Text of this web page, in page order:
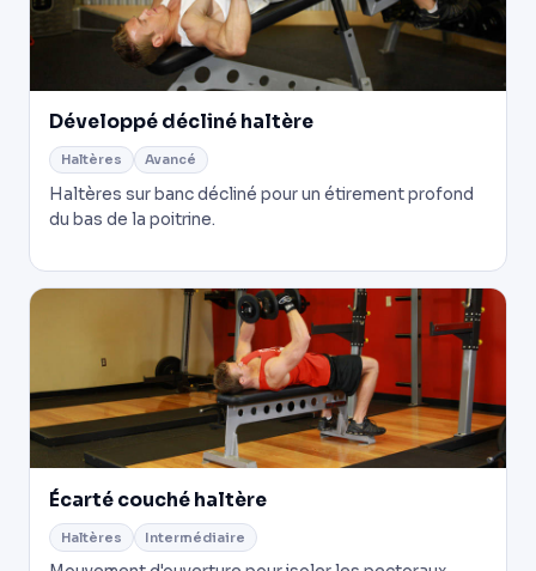
Développé décliné haltère
Haltères Avancé
Haltères sur banc décliné pour un étirement profond
du bas de la poitrine.
Écarté couché haltère
Haltères Intermédiaire